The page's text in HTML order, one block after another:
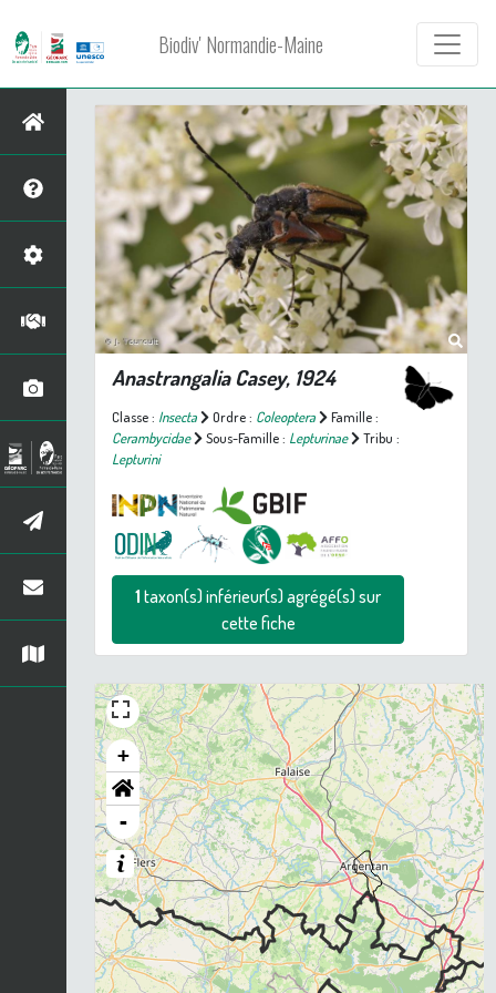
Biodiv' Normandie-Maine
AnastrangaliaCasey, 1924
Classe : Insecta Ordre : Coleoptera
Famille :
Cerambycidae
Sous-Famille : Lepturinae
Tribu :
Lepturini
1taxon(s) inférieur(s) agrégé(s) sur
cette fiche
+
-